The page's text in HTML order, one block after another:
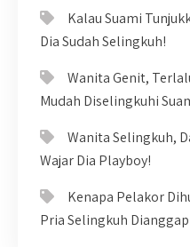
Kalau Suami
Dia Sudah Selingkuh!
Wanita Genit,
Mudah Diselingkuhi
Wanita Selingkuh,
Wajar Dia Playboy!
Kenapa Pelakor
Pria Selingkuh Dianggap